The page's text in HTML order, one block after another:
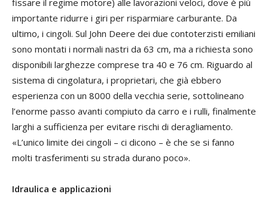
importante ridurre i giri per risparmiare carburante. Da
ultimo, i cingoli. Sul John Deere dei due contoterzisti emiliani
sono montati i normali nastri da 63 cm, ma a richiesta sono
disponibili larghezze comprese tra 40 e 76 cm. Riguardo al
sistema di cingolatura, i proprietari, che già ebbero
esperienza con un 8000 della vecchia serie, sottolineano
l’enorme passo avanti compiuto da carro e i rulli, finalmente
larghi a sufficienza per evitare rischi di deragliamento.
«L’unico limite dei cingoli – ci dicono – è che se si fanno
molti trasferimenti su strada durano poco».
Idraulica e applicazioni